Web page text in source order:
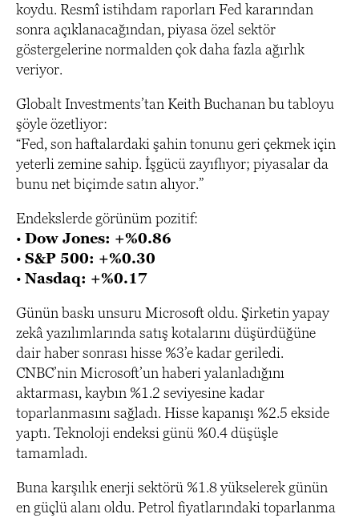
koydu. Resmî istihdam raporları Fed kararından
sonra açıklanacağından, piyasa özel sektör
göstergelerine normalden çok daha fazla ağırlık
veriyor.
Globalt Investments’tan Keith Buchanan bu tabloyu
şöyle özetliyor:
“Fed, son haftalardaki şahin tonunu geri çekmek için
yeterli zemine sahip. İşgücü zayıflıyor; piyasalar da
bunu net biçimde satın alıyor.”
Endekslerde görünüm pozitif:
• Dow Jones: +%0.86
• S&P 500: +%0.30
• Nasdaq: +%0.17
Günün baskı unsuru Microsoft oldu. Şirketin yapay
zekâ yazılımlarında satış kotalarını düşürdüğüne
dair haber sonrası hisse %3’e kadar geriledi.
CNBC’nin Microsoft’un haberi yalanladığını
aktarması, kaybın %1.2 seviyesine kadar
toparlanmasını sağladı. Hisse kapanışı %2.5 ekside
yaptı. Teknoloji endeksi günü %0.4 düşüşle
tamamladı.
Buna karşılık enerji sektörü %1.8 yükselerek günün
en güçlü alanı oldu. Petrol fiyatlarındaki toparlanma